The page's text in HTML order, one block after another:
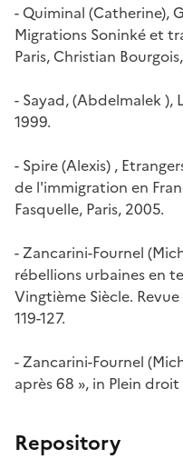
- Quiminal (Catherine),
Migrations Soninké et
Paris, Christian
- Sayad, (Abdelmalek ),
1999.
- Spire (Alexis) ,
de l'immigration en
Fasquelle, Paris, 2005.
- Zancarini-Fournel
rébellions urbaines en
Vingtième Siècle.
119-127.
- Zancarini-Fournel
après 68 », in Plein droit
Repository